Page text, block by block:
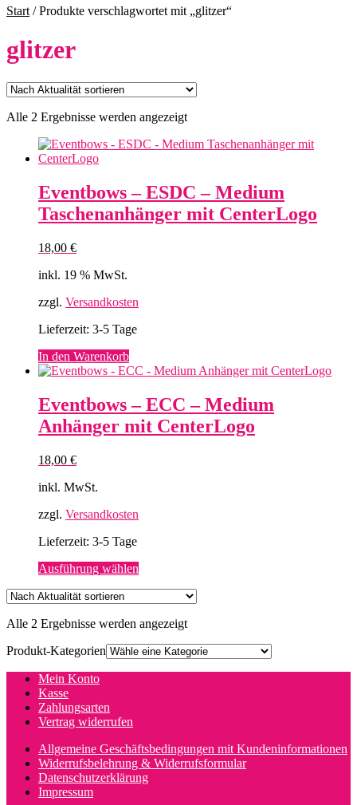
Start /Produkte verschlagwortet mit „glitzer“
glitzer
Alle 2 Ergebnisse werden angezeigtNach
sortiert
Eventbows – ESDC – Medium
Taschenanhänger mit CenterLogo
18,00 €
inkl. 19 % MwSt.
zzgl. Versandkosten
Lieferzeit: 3-5 Tage
In den Warenkorb
Eventbows – ECC – Medium
Anhänger mit CenterLogo
18,00 €
inkl. MwSt.
zzgl. Versandkosten
Lieferzeit: 3-5 Tage
Ausführung wählen
Varianten
Die
werden
Alle 2 Ergebnisse werden angezeigtNach
sortiert
Produkt-Kategorien
Mein Konto
Kasse
Zahlungsarten
Vertrag widerrufen
Allgemeine Geschäftsbedingungen mit Kundeninformationen
Widerrufsbelehrung & Widerrufsformular
Datenschutzerklärung
Impressum